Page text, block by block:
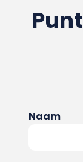
Naam